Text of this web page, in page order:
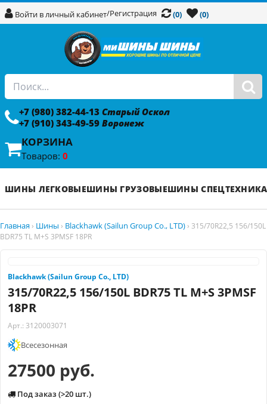
Войти в личный кабинет/Регистрация (0) (0)
+7 (980) 382-44-13 Старый Оскол
+7 (910) 343-49-59 Воронеж
КОРЗИНА
Товаров: 0
ШИНЫ ЛЕГКОВЫЕШИНЫ ГРУЗОВЫЕШИНЫ СПЕЦТЕХНИКА
Главная › Шины › Blackhawk (Sailun Group Co., LTD) › 315/70R22,5 156/150L
BDR75 TL M+S 3PMSF 18PR
Blackhawk (Sailun Group Co., LTD)
315/70R22,5 156/150L BDR75 TL M+S 3PMSF
18PR
Арт.: 3120003071
Всесезонная
27500 руб.
Под заказ (>20 шт.)